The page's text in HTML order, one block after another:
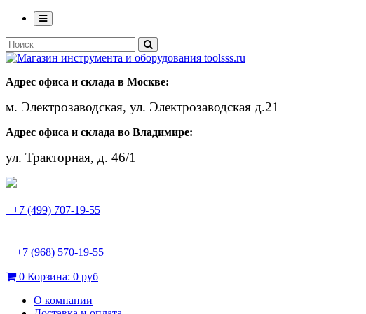
Адрес офиса и склада в Москве:
м. Электрозаводская, ул. Электрозаводская д.21
Адрес офиса и склада во Владимире:
ул. Тракторная, д. 46/1
+7 (499) 707-19-55
+7 (968) 570-19-55
0 Корзина: 0 руб
О компании